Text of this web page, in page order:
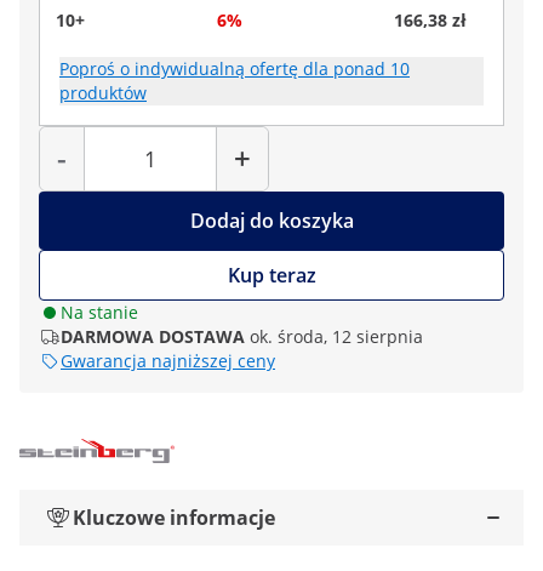
10+
6% 166,38 zł
Poproś o indywidualną ofertę dla ponad 10
produktów
-
Liczba
+
Dodaj do koszyka
Kup teraz
Na stanie
DARMOWA DOSTAWA ok. środa, 12 sierpnia
Gwarancja najniższej ceny
Kluczowe informacje